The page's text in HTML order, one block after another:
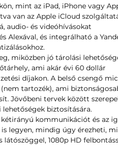
mint az iPad, iPhone vagy
van az Apple iCloud
audio- és videóhívásokat
Alexával, és integrálható a
miközben jó tárolási
ami akár évi 60 dollár
díjakon. A belső csengő
tartozék), ami
Jövőbeni tervek között
biztosítására.
kétirányú kommunikációt és az
legyen, mindig úgy érezheti,
látószöggel, 1080p HD